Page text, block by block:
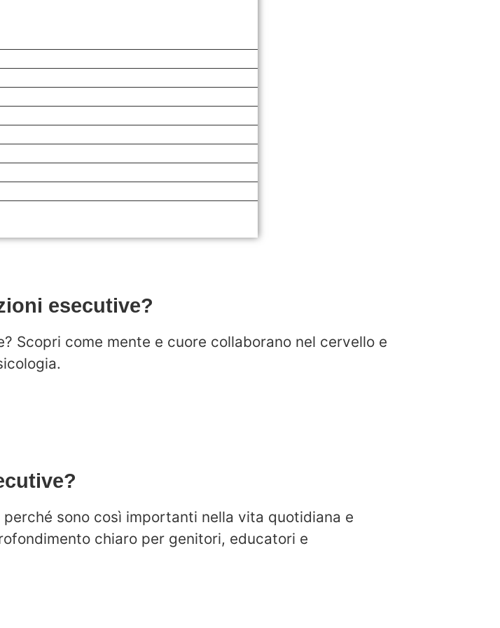
esecutive?
Scopri come mente e cuore collaborano nel cervello e
sono così importanti nella vita quotidiana e
chiaro per genitori, educatori e